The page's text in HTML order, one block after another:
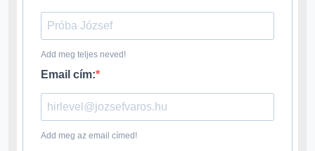
Add meg teljes neved!
Email cím:
Add meg az email címed!